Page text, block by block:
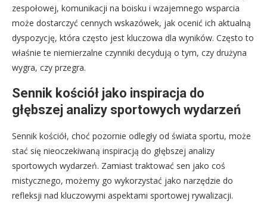
zespołowej, komunikacji na boisku i wzajemnego wsparcia
może dostarczyć cennych wskazówek, jak ocenić ich aktualną
dyspozycję, która często jest kluczowa dla wyników. Często to
właśnie te niemierzalne czynniki decydują o tym, czy drużyna
wygra, czy przegra.
Sennik kościół jako inspiracja do
głębszej analizy sportowych wydarzeń
Sennik kościół, choć pozornie odległy od świata sportu, może
stać się nieoczekiwaną inspiracją do głębszej analizy
sportowych wydarzeń. Zamiast traktować sen jako coś
mistycznego, możemy go wykorzystać jako narzędzie do
refleksji nad kluczowymi aspektami sportowej rywalizacji.